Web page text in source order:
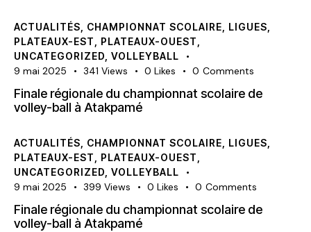
ACTUALITÉS CHAMPIONNAT SCOLAIRE LIGUES
PLATEAUX-EST
PLATEAUX-OUEST
UNCATEGORIZED VOLLEYBALL
9 mai 2025 341 Views 0 Likes 0 Comments
Finale régionale du championnat scolaire de
volley-ball à Atakpamé
ACTUALITÉS CHAMPIONNAT SCOLAIRE LIGUES
PLATEAUX-EST
PLATEAUX-OUEST
UNCATEGORIZED VOLLEYBALL
9 mai 2025 399 Views 0 Likes 0 Comments
Finale régionale du championnat scolaire de
volley-ball à Atakpamé